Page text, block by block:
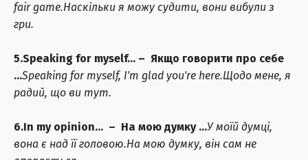
fair game.Наскільки я можу судити, вони вибули з
гри.
5.Speaking for myself… – Якщо говорити про себе
…Speaking for myself, I'm glad you're here.Щодо мене, я
радий, що ви тут.
6.In my opinion… – На мою думку …У моїй думці,
вона є над її головою.На мою думку, він сам не